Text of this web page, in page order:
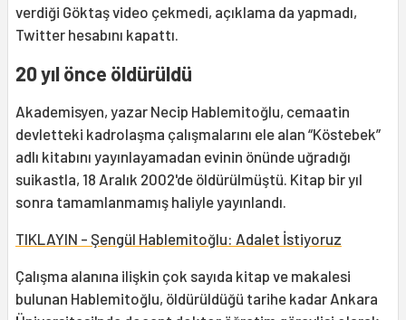
verdiği Göktaş video çekmedi, açıklama da yapmadı,
Twitter hesabını kapattı.
20 yıl önce öldürüldü
Akademisyen, yazar Necip Hablemitoğlu, cemaatin
devletteki kadrolaşma çalışmalarını ele alan “Köstebek”
adlı kitabını yayınlayamadan evinin önünde uğradığı
suikastla, 18 Aralık 2002'de öldürülmüştü. Kitap bir yıl
sonra tamamlanmamış haliyle yayınlandı.
TIKLAYIN - Şengül Hablemitoğlu: Adalet İstiyoruz
Çalışma alanına ilişkin çok sayıda kitap ve makalesi
bulunan Hablemitoğlu, öldürüldüğü tarihe kadar Ankara